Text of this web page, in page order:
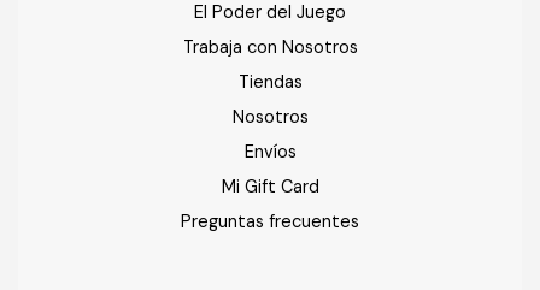
El Poder del Juego
Trabaja con Nosotros
Tiendas
Nosotros
Envíos
Mi Gift Card
Preguntas frecuentes